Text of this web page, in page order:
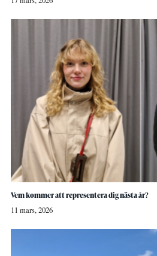
Vem kommer att representera dig nästa år?
11 mars, 2026